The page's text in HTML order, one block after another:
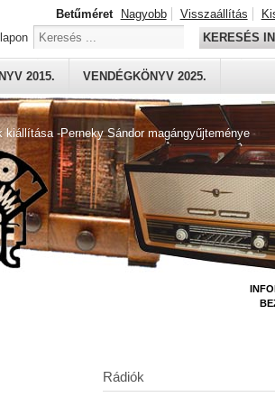
kiállítása -Perneky Sándor magángyűjteménye
2015. VENDÉGKÖNYV 2025.
Betűméret Nagyobb Visszaállítás
KERESÉS
Rádiók